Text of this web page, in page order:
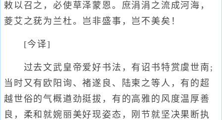
敕以召之，必使草泽蒙恩。庶涓涓之流成河海，
菱艾之莸为兰杜。岂非盛事，岂不美矣！
[今译]
过去文武皇帝爱好书法，有诏书特赏虞世南;
当时又有欧阳询、褚遂良、陆柬之等人，有的超
越世俗的气概遒劲挺拔，有的高雅的风度温厚善
良，柔和就婉丽美好现姿态，刚节就坚决果断执